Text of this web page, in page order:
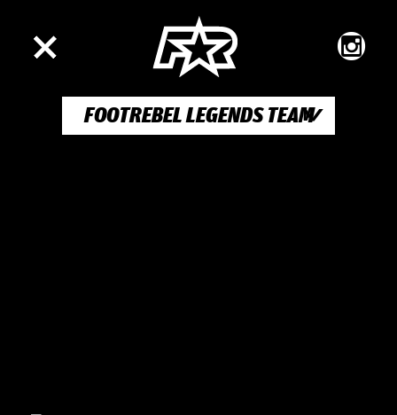
FOOTREBEL LEGENDS TEAM